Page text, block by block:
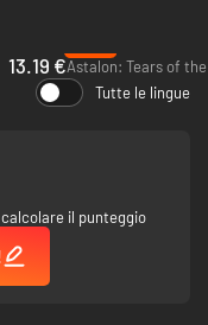
che si svolge
13.19 €Astalon: Tears of
Tutte le lingue
il punteggio